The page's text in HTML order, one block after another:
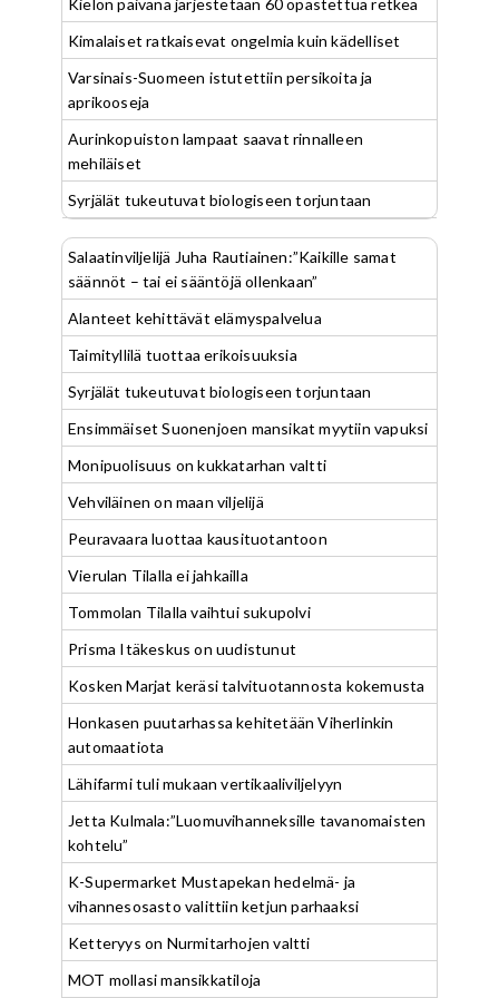
Kielon päivänä järjestetään 60 opastettua retkeä
Kimalaiset ratkaisevat ongelmia kuin kädelliset
Varsinais-Suomeen istutettiin persikoita ja
aprikooseja
Aurinkopuiston lampaat saavat rinnalleen
mehiläiset
Syrjälät tukeutuvat biologiseen torjuntaan
Salaatinviljelijä Juha Rautiainen:”Kaikille samat
säännöt – tai ei sääntöjä ollenkaan”
Alanteet kehittävät elämyspalvelua
Taimityllilä tuottaa erikoisuuksia
Syrjälät tukeutuvat biologiseen torjuntaan
Ensimmäiset Suonenjoen mansikat myytiin vapuksi
Monipuolisuus on kukkatarhan valtti
Vehviläinen on maan viljelijä
Peuravaara luottaa kausituotantoon
Vierulan Tilalla ei jahkailla
Tommolan Tilalla vaihtui sukupolvi
Prisma Itäkeskus on uudistunut
Kosken Marjat keräsi talvituotannosta kokemusta
Honkasen puutarhassa kehitetään Viherlinkin
automaatiota
Lähifarmi tuli mukaan vertikaaliviljelyyn
Jetta Kulmala:”Luomuvihanneksille tavanomaisten
kohtelu”
K-Supermarket Mustapekan hedelmä- ja
vihannesosasto valittiin ketjun parhaaksi
Ketteryys on Nurmitarhojen valtti
MOT mollasi mansikkatiloja